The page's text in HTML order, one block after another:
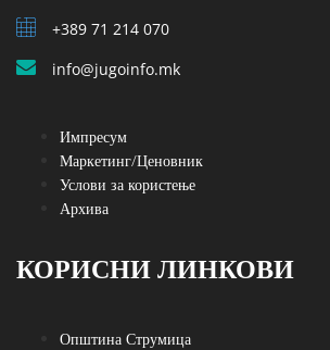
+389 71 214 070
info@jugoinfo.mk
Импресум
Маркетинг/Ценовник
Услови за користење
Архива
КОРИСНИ ЛИНКОВИ
Општина Струмица